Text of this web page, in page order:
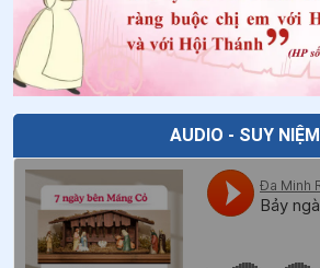
AUDIO - SUY NIỆM